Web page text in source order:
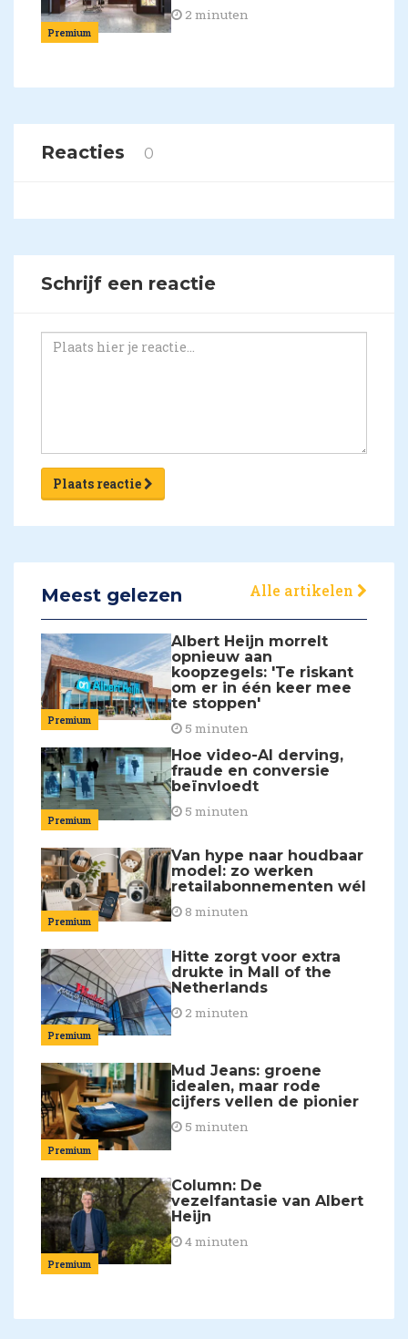
Premium
2 minuten
Reacties 0
Schrijf een reactie
Plaats reactie
Meest gelezen Alle artikelen
Premium
Albert Heijn morrelt
opnieuw aan
koopzegels: 'Te riskant
om er in één keer mee
te stoppen'
5 minuten
Premium
Hoe video-AI derving,
fraude en conversie
beïnvloedt
5 minuten
Premium
Van hype naar houdbaar
model: zo werken
retailabonnementen wél
8 minuten
Premium
Hitte zorgt voor extra
drukte in Mall of the
Netherlands
2 minuten
Premium
Mud Jeans: groene
idealen, maar rode
cijfers vellen de pionier
5 minuten
Premium
Column: De
vezelfantasie van Albert
Heijn
4 minuten